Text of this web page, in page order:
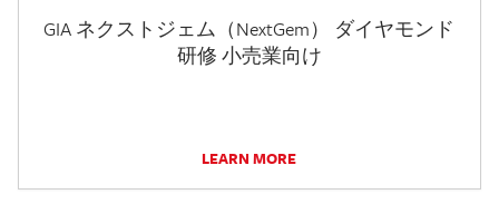
GIA ネクストジェム（NextGem） ダイヤモンド
研修 小売業向け
LEARN MORE